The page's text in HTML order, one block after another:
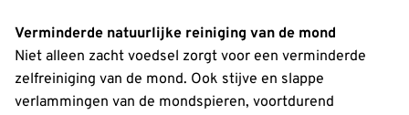
Verminderde natuurlijke reiniging van de mond
Niet alleen zacht voedsel zorgt voor een verminderde
zelfreiniging van de mond. Ook stijve en slappe
verlammingen van de mondspieren, voortdurend